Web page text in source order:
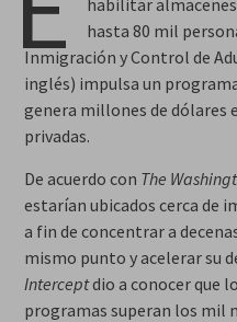
hasta 80 mil
Inmigración y Control de
inglés) impulsa un
genera millones de dólares
privadas.
De acuerdo con The
estarían ubicados cerca de
a fin de concentrar a
mismo punto y acelerar su
Interceptdio a conocer que
programas superan los mil